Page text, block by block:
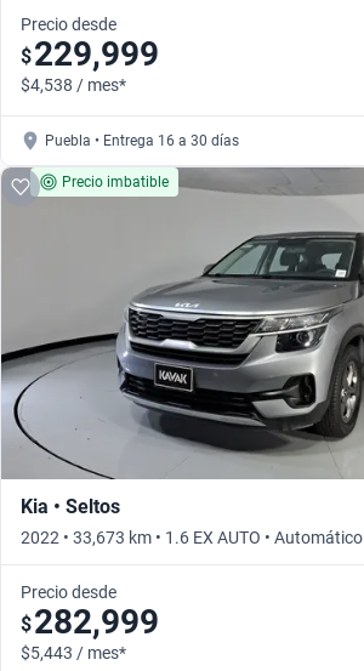
Precio desde
$229,999
$4,538 / mes*
Puebla • Entrega 16 a 30 días
Precio imbatible
Kia • Seltos
2022 • 33,673 km • 1.6 EX AUTO • Automático
Precio desde
$282,999
$5,443 / mes*